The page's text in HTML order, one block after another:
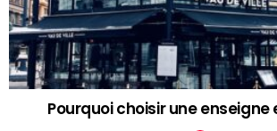
Pourquoi choisir une enseigne